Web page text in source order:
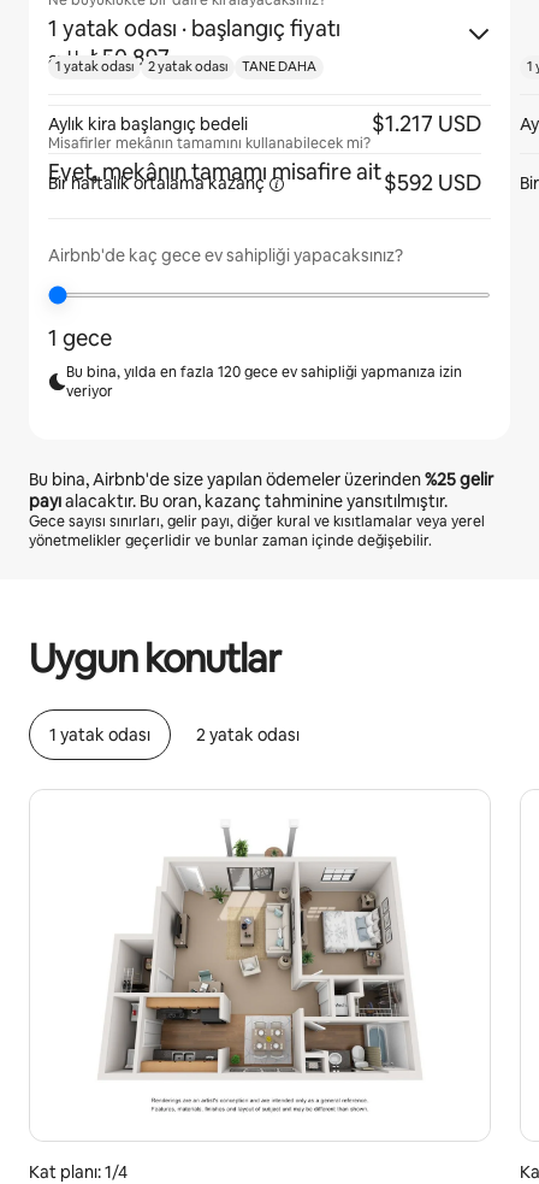
1 yatak odası · başlangıç fiyatı
aylık₺50.897
Misafirler mekânın tamamını kullanabilecek mi?
Evet, mekânın tamamı misafire ait
Airbnb'de kaç gece ev sahipliği yapacaksınız?
1 gece
Bu bina, yılda en fazla 120 gece ev sahipliği yapmanıza izin
veriyor
Bu bina, Airbnb'de size yapılan ödemeler üzerinden%25gelir
payıalacaktır. Bu oran, kazanç tahminine yansıtılmıştır.
Gece sayısı sınırları, gelir payı, diğer kural ve kısıtlamalar veya yerel
yönetmelikler geçerlidir ve bunlar zaman içinde değişebilir.
Uygun konutlar
1 yatak odası 2 yatak odası
Kat planı: 1/4
1 yatak odası 2 yatak odası TANE DAHA
Aylık kira başlangıç bedeli $1.217 USD
Bir haftalık ortalamakazanç $592 USD
1